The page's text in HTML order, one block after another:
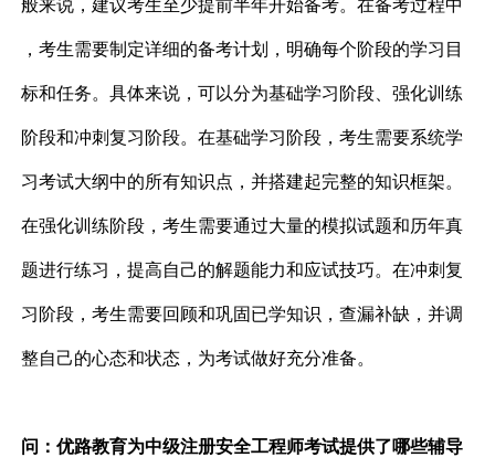
般来说，建议考生至少提前半年开始备考。在备考过程中
，考生需要制定详细的备考计划，明确每个阶段的学习目
标和任务。具体来说，可以分为基础学习阶段、强化训练
阶段和冲刺复习阶段。在基础学习阶段，考生需要系统学
习考试大纲中的所有知识点，并搭建起完整的知识框架。
在强化训练阶段，考生需要通过大量的模拟试题和历年真
题进行练习，提高自己的解题能力和应试技巧。在冲刺复
习阶段，考生需要回顾和巩固已学知识，查漏补缺，并调
整自己的心态和状态，为考试做好充分准备。
问：优路教育为中级注册安全工程师考试提供了哪些辅导